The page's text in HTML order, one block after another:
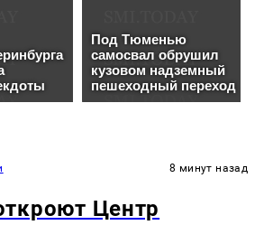
8 минут назад
Центр